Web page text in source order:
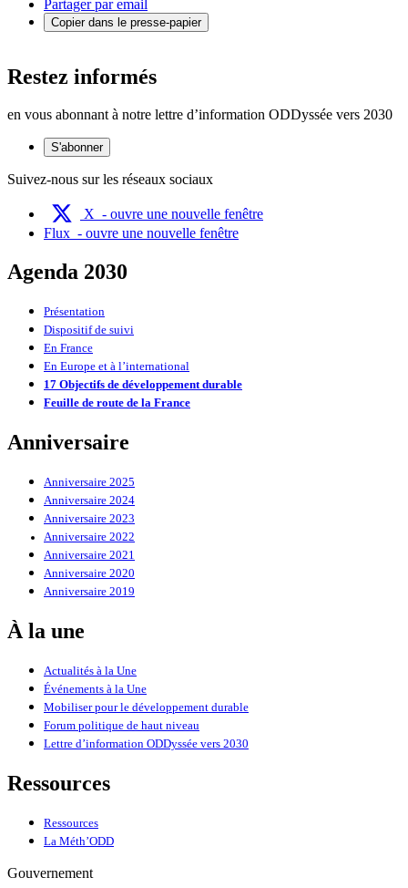
Partager par email
Copier dans le presse-papier
Restez informés
en vous abonnant à notre lettre d’information ODDyssée vers 2030
S'abonner
Suivez-nous sur les réseaux sociaux
X - ouvre une nouvelle fenêtre
Flux - ouvre une nouvelle fenêtre
Agenda 2030
Présentation
Dispositif de suivi
En France
En Europe et à l’international
17 Objectifs de développement durable
Feuille de route de la France
Anniversaire
Anniversaire 2025
Anniversaire 2024
Anniversaire 2023
Anniversaire 2022
Anniversaire 2021
Anniversaire 2020
Anniversaire 2019
À la une
Actualités à la Une
Événements à la Une
Mobiliser pour le développement durable
Forum politique de haut niveau
Lettre d’information ODDyssée vers 2030
Ressources
Ressources
La Méth’ODD
Gouvernement